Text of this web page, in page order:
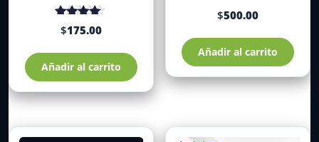
Valorado
con de 5
$175.00
Añadir al carrito
Valorado
conde 5
$500.00
Añadir al carrito